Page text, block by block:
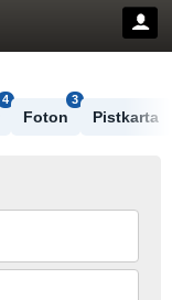
4
Foton
3
Pistkarta